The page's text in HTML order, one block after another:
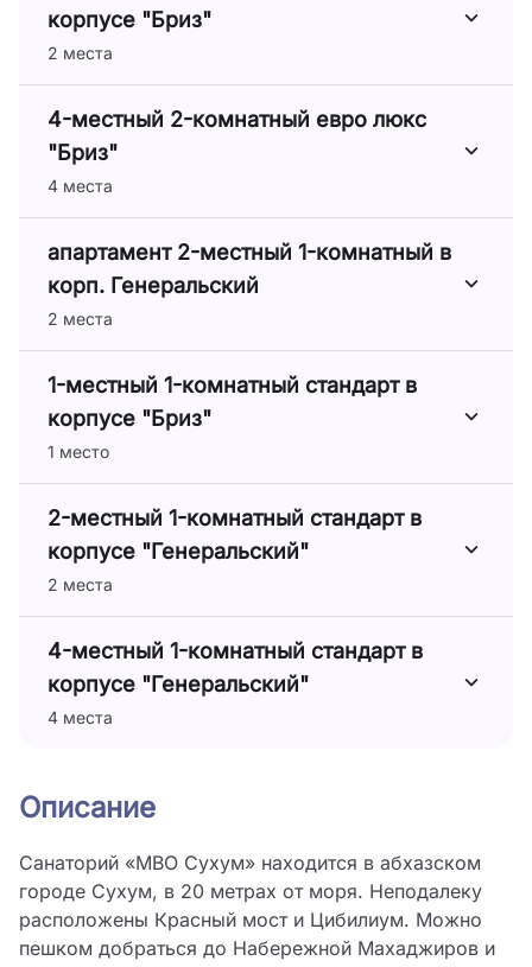
корпусе "Бриз"
2 места
4-местный 2-комнатный евро люкс
"Бриз"
4 места
апартамент 2-местный 1-комнатный в
корп. Генеральский
2 места
1-местный 1-комнатный стандарт в
корпусе "Бриз"
1 место
2-местный 1-комнатный стандарт в
корпусе "Генеральский"
2 места
4-местный 1-комнатный стандарт в
корпусе "Генеральский"
4 места
Описание
Санаторий «МВО Сухум» находится в абхазском
городе Сухум, в 20 метрах от моря. Неподалеку
расположены Красный мост и Цибилиум. Можно
пешком добраться до Набережной Махаджиров и